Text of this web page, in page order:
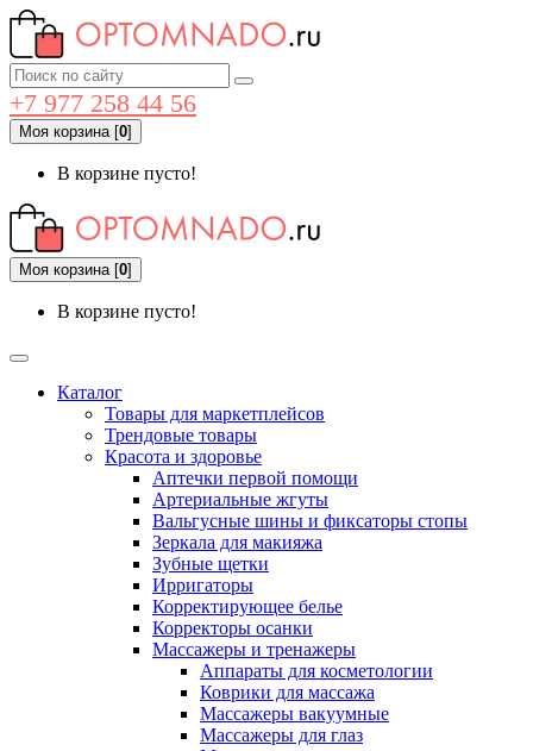
+7 977 258 44 56
Моя корзина[0]
В корзине пусто!
Моя корзина[0]
В корзине пусто!
Каталог
Товары для маркетплейсов
Трендовые товары
Красота и здоровье
Аптечки первой помощи
Артериальные жгуты
Вальгусные шины и фиксаторы стопы
Зеркала для макияжа
Зубные щетки
Ирригаторы
Корректирующее белье
Корректоры осанки
Массажеры и тренажеры
Аппараты для косметологии
Коврики для массажа
Массажеры вакуумные
Массажеры для глаз